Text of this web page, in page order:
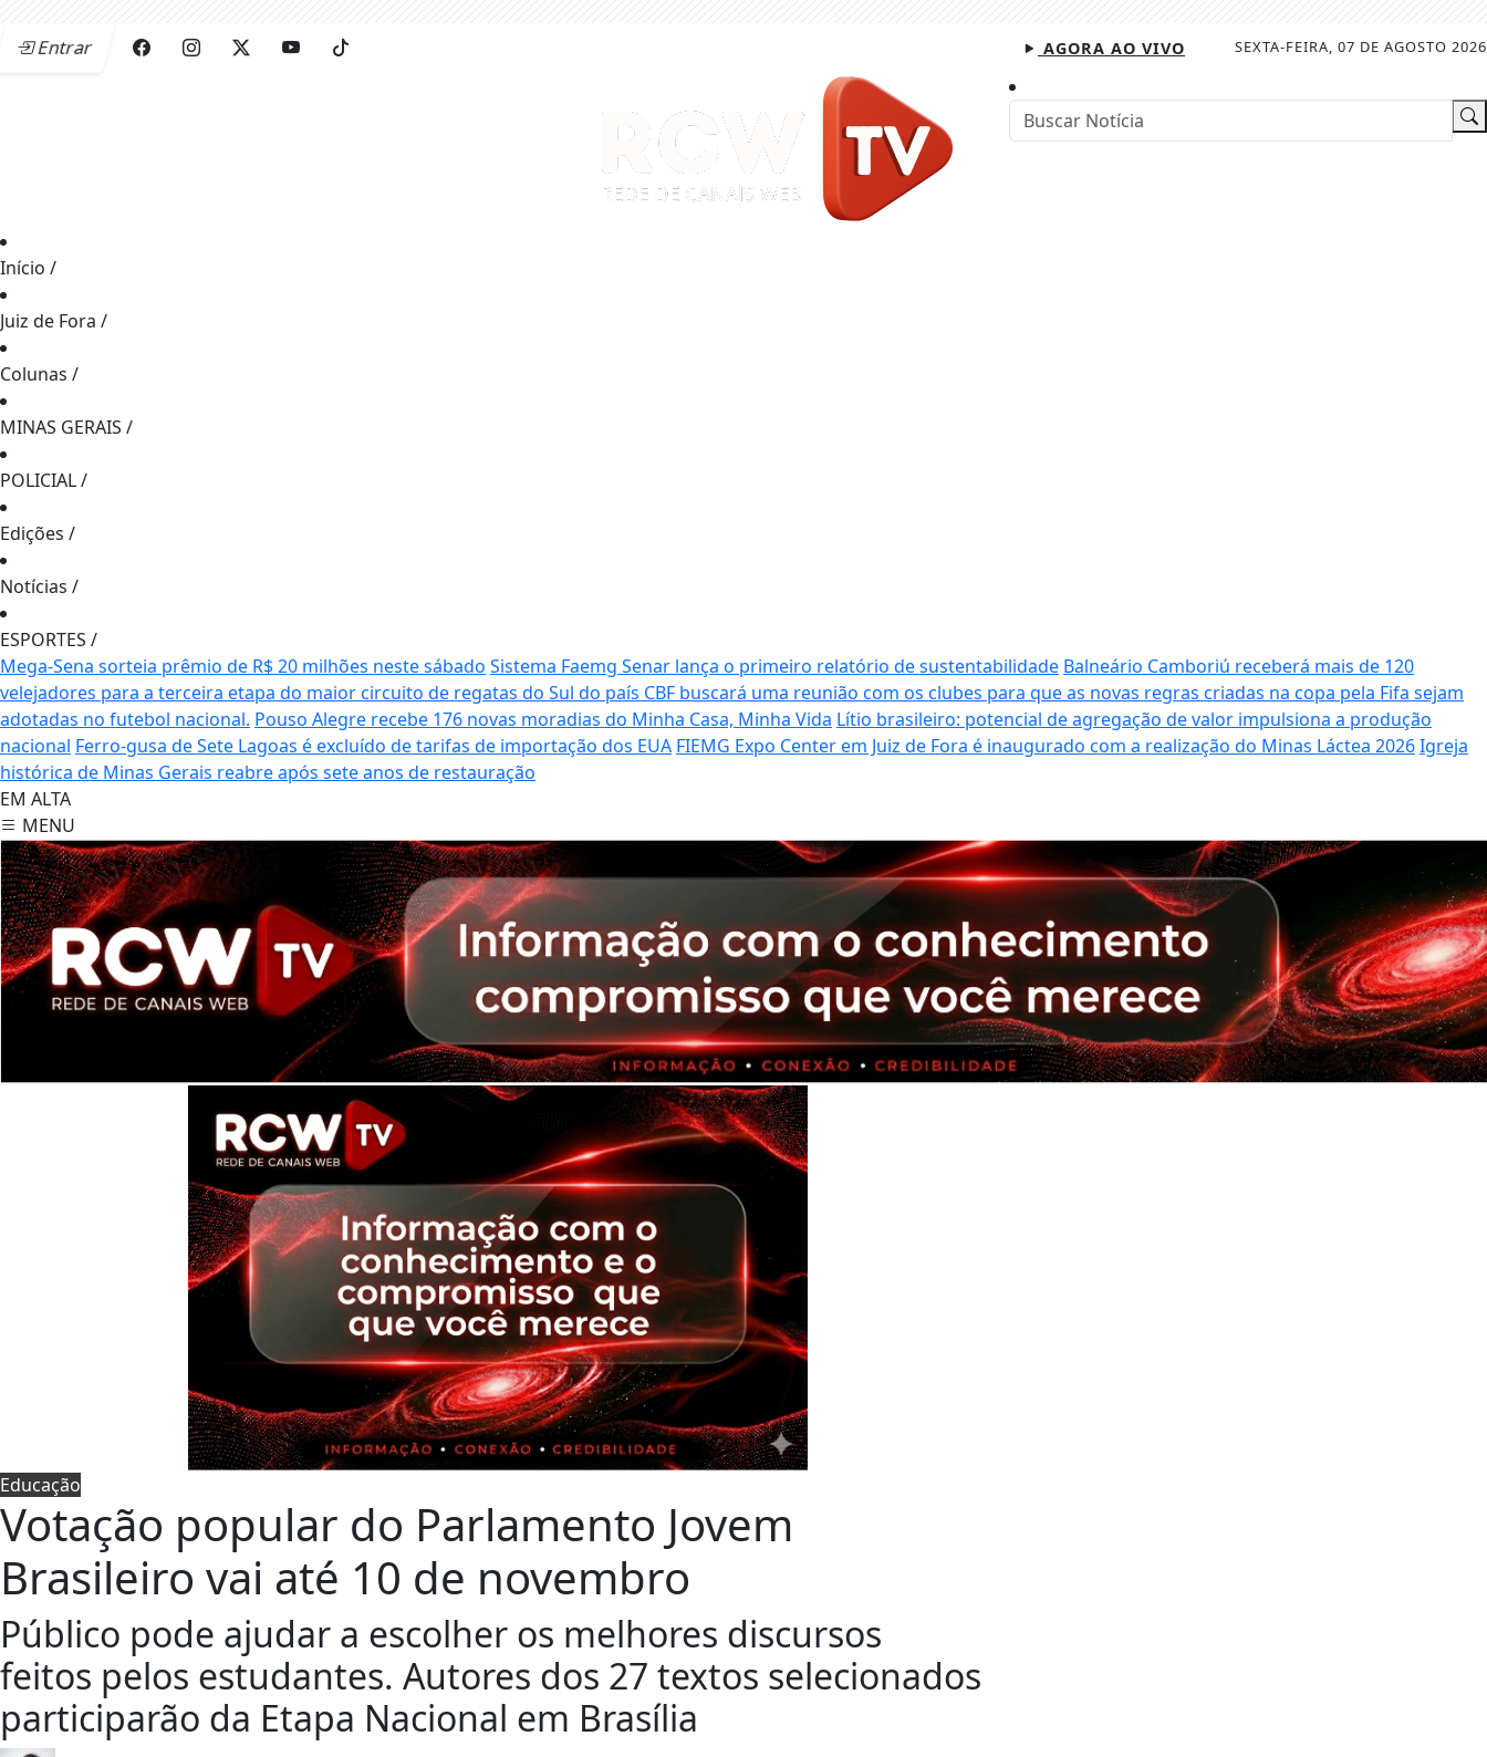
Entrar SEXTA-FEIRA, 07 DE AGOSTO 2026
AGORA AO VIVO
Início /
Juiz de Fora /
Colunas /
MINAS GERAIS /
POLICIAL/
Edições /
Notícias /
ESPORTES /
Mega-Sena sorteia prêmio de R$ 20 milhões neste sábado Sistema Faemg Senar lança o primeiro relatório de sustentabilidade Balneário Camboriú receberá mais de 120
velejadores para a terceira etapa do maior circuito de regatas do Sul do país CBF buscará uma reunião com os clubes para que as novas regras criadas na copa pela Fifa sejam
adotadas no futebol nacional. Pouso Alegre recebe 176 novas moradias do Minha Casa, Minha Vida Lítio brasileiro: potencial de agregação de valor impulsiona a produção
nacional Ferro-gusa de Sete Lagoas é excluído de tarifas de importação dos EUA FIEMG Expo Center em Juiz de Fora é inaugurado com a realização do Minas Láctea 2026Igreja
histórica de Minas Gerais reabre após sete anos de restauração
EM ALTA
MENU
Educação
Votação popular do Parlamento Jovem
Brasileiro vai até 10 de novembro
Público pode ajudar a escolher os melhores discursos
feitos pelos estudantes. Autores dos 27 textos selecionados
participarão da Etapa Nacional em Brasília